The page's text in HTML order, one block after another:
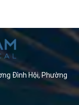
Đình Hội, Phường